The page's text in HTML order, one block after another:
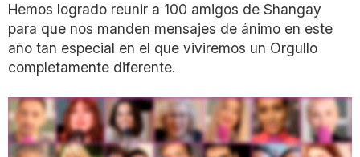
Hemos logrado reunir a 100 amigos de Shangay
para que nos manden mensajes de ánimo en este
año tan especial en el que viviremos un Orgullo
completamente diferente.